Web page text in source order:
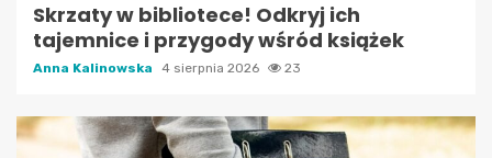
Skrzaty w bibliotece! Odkryj ich
tajemnice i przygody wśród książek
Anna Kalinowska 4 sierpnia 2026 23